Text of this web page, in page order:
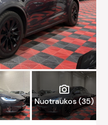
photo_camera
Nuotraukos (35)